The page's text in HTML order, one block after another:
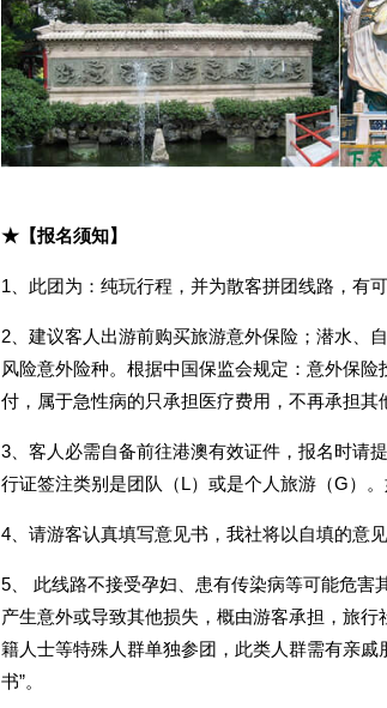
★【报名须知】
1、此团为：纯玩行程，并为散客拼团线路，有
2、建议客人出游前购买旅游意外保险；潜水、
风险意外险种。根据中国保监会规定：意外保
付，属于急性病的只承担医疗费用，不再承担其
3、客人必需自备前往港澳有效证件，报名时请
行证签注类别是团队（L）或是个人旅游（G）
4、请游客认真填写意见书，我社将以自填的意
5、 此线路不接受孕妇、患有传染病等可能危
产生意外或导致其他损失，概由游客承担，旅
籍人士等特殊人群单独参团，此类人群需有亲
书”。